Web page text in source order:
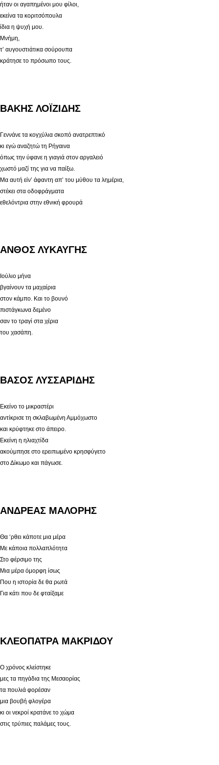
ήταν οι αγαπημένοι μου φίλοι,
εκείνα τα κοριτσόπουλα
ίδια η ψυχή μου.
Μνήμη,
τ’ αυγουστιάτικα σούρουπα
κράτησε το πρόσωπο τους.
ΒΑΚΗΣ ΛΟΪΖΙΔΗΣ
Γεννάνε τα κογχύλια σκοπό ανατρεπτικό
κι εγώ αναζητώ τη Ρήγαινα
όπως την ύφανε η γιαγιά στον αργαλειό
χωστό μαζί της για να παίξω.
Μα αυτή είν’ άφαντη απ’ του μύθου τα λημέρια,
στέκει στα οδοφράγματα
εθελόντρια στην εθνική φρουρά
ΑΝΘΟΣ ΛΥΚΑΥΓΗΣ
Ιούλιο μήνα
βγαίνουν τα μαχαίρια
στον κάμπο. Και το βουνό
πιστάγκωνα δεμένο
σαν το τραγί στα χέρια
του χασάπη.
ΒΑΣΟΣ ΛΥΣΣΑΡΙΔΗΣ
Εκείνο το μικραστέρι
αντίκρισε τη σκλαβωμένη Αμμόχωστο
και κρύφτηκε στο άπειρο.
Εκείνη η ηλιαχτίδα
ακούμπησε στο ερειπωμένο κρησφύγετο
στο Δίκωμο και πάγωσε.
ΑΝΔΡΕΑΣ ΜΑΛΟΡΗΣ
Θα ‘ρθει κάποτε μια μέρα
Με κάποια πολλαπλότητα
Στο φέρσιμο της
Μια μέρα όμορφη ίσως
Που η ιστορία δε θα ρωτά
Για κάτι που δε φταίξαμε
ΚΛΕΟΠΑΤΡΑ ΜΑΚΡΙΔΟΥ
Ο χρόνος κλείστηκε
μες τα πηγάδια της Μεσαορίας
τα πουλιά φορέσαν
μια βουβή φλογέρα
κι οι νεκροί κρατάνε το χώμα
στις τρύπιες παλάμες τους.